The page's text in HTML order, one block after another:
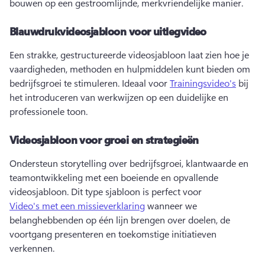
bouwen op een gestroomlijnde, merkvriendelijke manier.
Blauwdrukvideosjabloon voor uitlegvideo
Een strakke, gestructureerde videosjabloon laat zien hoe je
vaardigheden, methoden en hulpmiddelen kunt bieden om
bedrijfsgroei te stimuleren. Ideaal voor Trainingsvideo's bij
het introduceren van werkwijzen op een duidelijke en
professionele toon.
Videosjabloon voor groei en strategieën
Ondersteun storytelling over bedrijfsgroei, klantwaarde en
teamontwikkeling met een boeiende en opvallende
videosjabloon. Dit type sjabloon is perfect voor
Video's met een missieverklaring wanneer we
belanghebbenden op één lijn brengen over doelen, de
voortgang presenteren en toekomstige initiatieven
verkennen.